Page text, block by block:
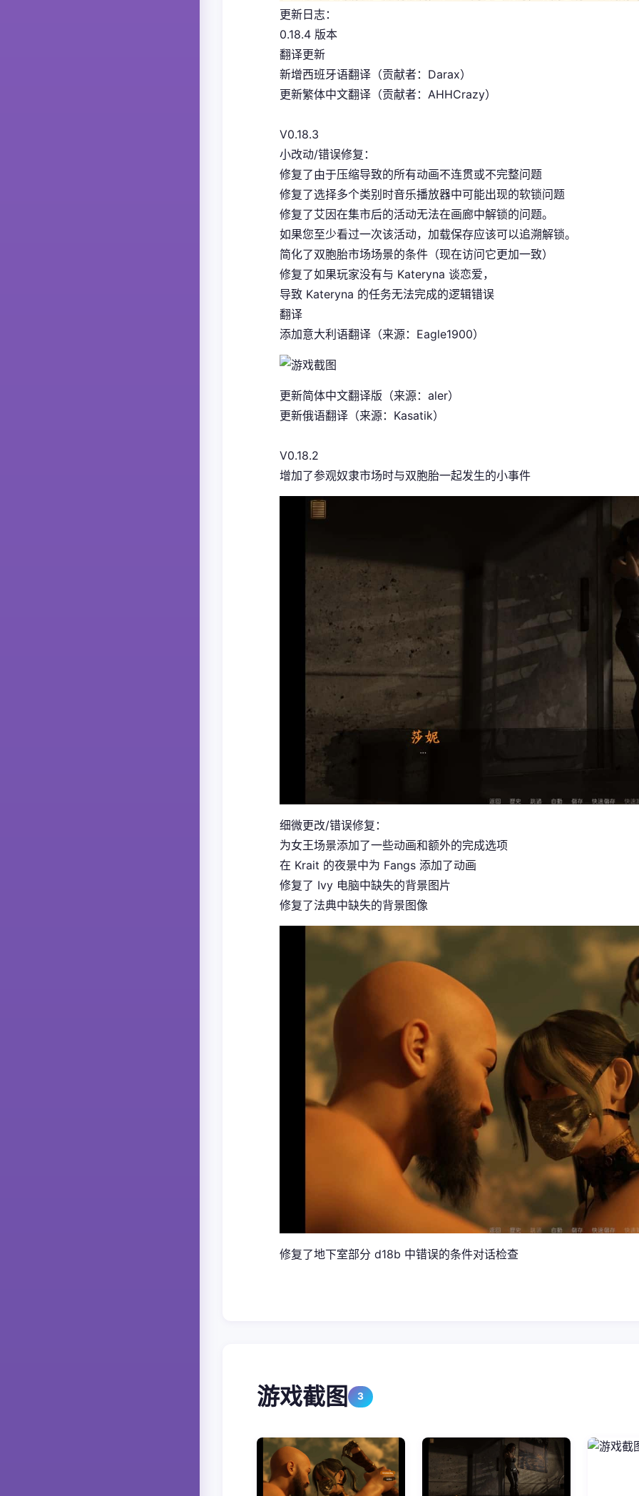
更新日志：
0.18.4 版本
翻译更新
新增西班牙语翻译（贡献者：Darax）
更新繁体中文翻译（贡献者：AHHCrazy）
V0.18.3
小改动/错误修复：
修复了由于压缩导致的所有动画不连贯或不完整问题
修复了选择多个类别时音乐播放器中可能出现的软锁问题
修复了艾因在集市后的活动无法在画廊中解锁的问题。
如果您至少看过一次该活动，加载保存应该可以追溯解锁。
简化了双胞胎市场场景的条件（现在访问它更加一致）
修复了如果玩家没有与 Kateryna 谈恋爱，
导致 Kateryna 的任务无法完成的逻辑错误
翻译
添加意大利语翻译（来源：Eagle1900）
更新简体中文翻译版（来源：aler）
更新俄语翻译（来源：Kasatik）
V0.18.2
增加了参观奴隶市场时与双胞胎一起发生的小事件
细微更改/错误修复：
为女王场景添加了一些动画和额外的完成选项
在 Krait 的夜景中为 Fangs 添加了动画
修复了 Ivy 电脑中缺失的背景图片
修复了法典中缺失的背景图像
修复了地下室部分 d18b 中错误的条件对话检查
游戏截图 3